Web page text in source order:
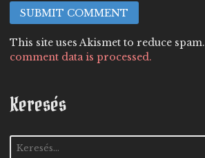
This site uses Akismet to reduce spam.
comment data is processed.
Keresés